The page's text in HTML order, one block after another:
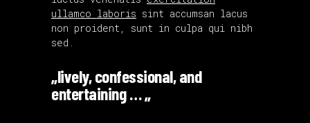
ullamco laboris sint accumsan lacus
non proident, sunt in culpa qui nibh
sed.
„lively, confessional, and
entertaining … „